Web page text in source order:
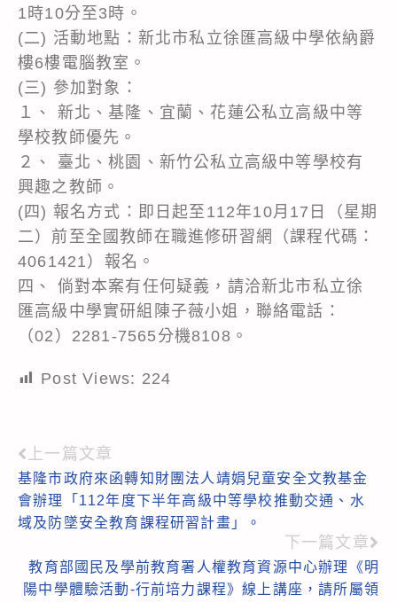
1時10分至3時。
(二) 活動地點：新北市私立徐匯高級中學依納爵
樓6樓電腦教室。
(三) 參加對象：
１、 新北、基隆、宜蘭、花蓮公私立高級中等
學校教師優先。
２、 臺北、桃園、新竹公私立高級中等學校有
興趣之教師。
(四) 報名方式：即日起至112年10月17日（星期
二）前至全國教師在職進修研習網（課程代碼：
4061421）報名。
四、 倘對本案有任何疑義，請洽新北市私立徐
匯高級中學實研組陳子薇小姐，聯絡電話：
（02）2281-7565分機8108。
Post Views: 224
Read
more
articles
上一篇文章
基隆市政府來函轉知財團法人靖娟兒童安全文教基金
會辦理「112年度下半年高級中等學校推動交通、水
域及防墜安全教育課程研習計畫」。
下一篇文章
教育部國民及學前教育署人權教育資源中心辦理《明
陽中學體驗活動-行前培力課程》線上講座，請所屬領